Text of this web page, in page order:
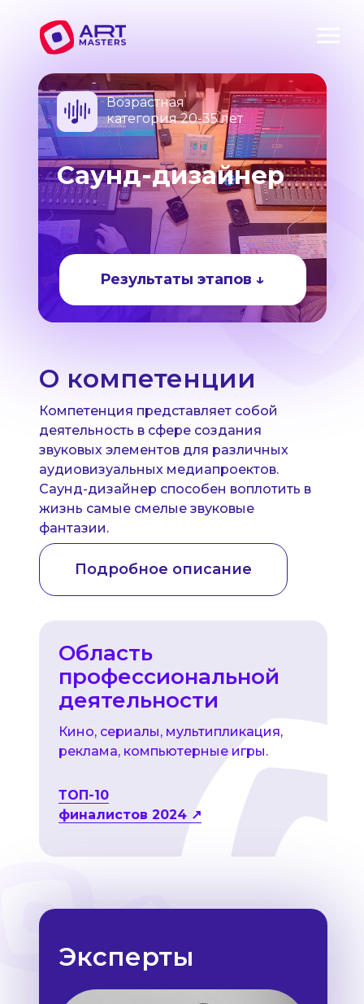
Саунд-дизайнер
Возрастная
категория 20-35 лет
Результаты этапов ↓
Область
профессиональной
деятельности
О компетенции
Подробное описание
Компетенция представляет собой
деятельность в сфере создания
звуковых элементов для различных
аудиовизуальных медиапроектов.
Саунд-дизайнер способен воплотить в
жизнь самые смелые звуковые
фантазии.
ТОП-10
финалистов 2024 ↗
Кино, сериалы, мультипликация,
реклама, компьютерные игры.
Эксперты